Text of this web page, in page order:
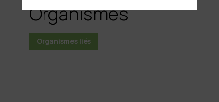
Organismes
Organismes liés